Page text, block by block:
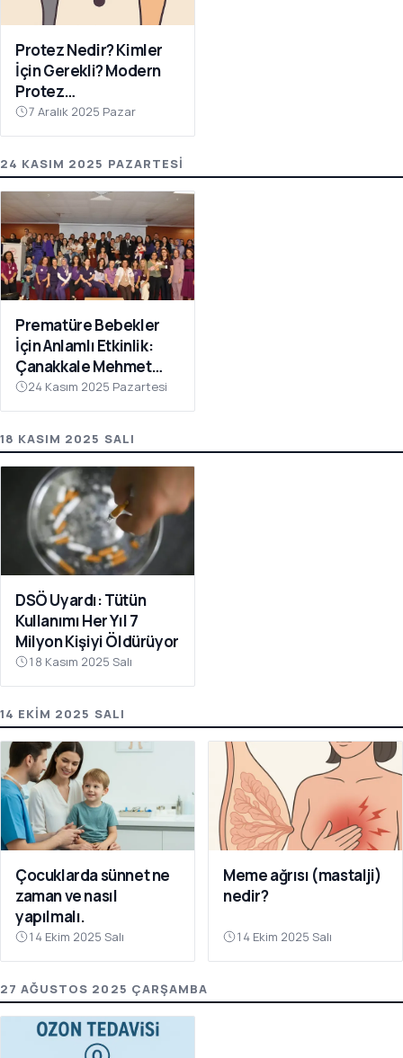
Protez Nedir? Kimler
İçin Gerekli? Modern
Protez
Teknolojilerinde Son
Gelişmeler
7 Aralık 2025 Pazar
24 KASIM 2025 PAZARTESI
Prematüre Bebekler
İçin Anlamlı Etkinlik:
Çanakkale Mehmet
Akif Ersoy Devlet
Hastanesinde
24 Kasım 2025 Pazartesi
18 KASIM 2025 SALI
DSÖ Uyardı: Tütün
Kullanımı Her Yıl 7
Milyon Kişiyi Öldürüyor
18 Kasım 2025 Salı
14 EKIM 2025 SALI
Çocuklarda sünnet ne
zaman ve nasıl
yapılmalı.
14 Ekim 2025 Salı
Meme ağrısı (mastalji)
nedir?
14 Ekim 2025 Salı
27 AĞUSTOS 2025 ÇARŞAMBA